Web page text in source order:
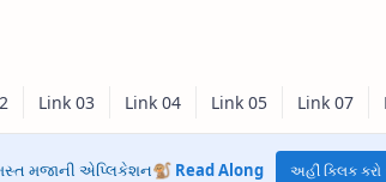
મજાની એપ્લિકેશન🐒 Read Along અહીં ક્લિક